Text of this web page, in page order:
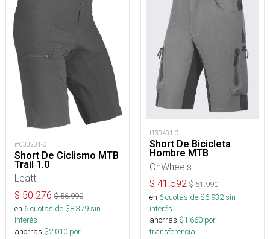
m030201-C
Short De Ciclismo MTB
Trail 1.0
Leatt
$ 50.276 $56.990
en 6cuotas de $8.379sin
interés
ahorras $2.010 por
t130401-C
Short De Bicicleta
Hombre MTB
OnWheels
$ 41.592 $51.990
en 6cuotas de $6.932sin
interés
ahorras $1.660 por
transferencia.